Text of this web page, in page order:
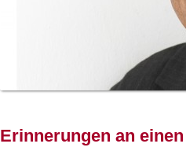
Erinnerungen an